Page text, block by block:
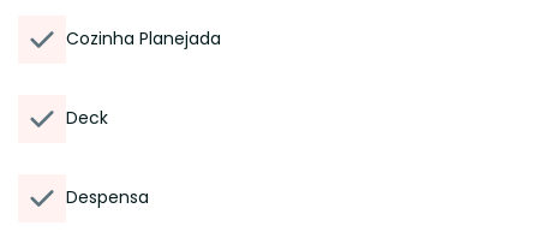
Cozinha Planejada
Deck
Despensa